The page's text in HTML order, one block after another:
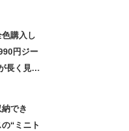
色購入し
円ジー
長く見え
納でき
“ミニト